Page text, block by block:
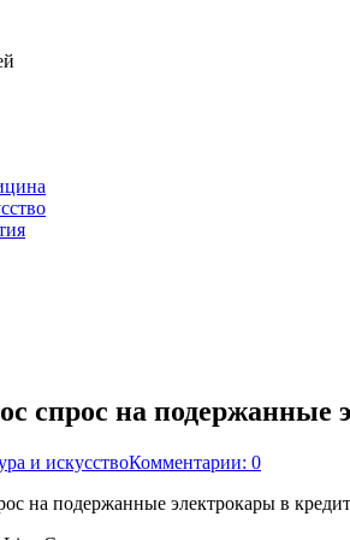
спрос на подержанные
и искусствоКомментарии: 0